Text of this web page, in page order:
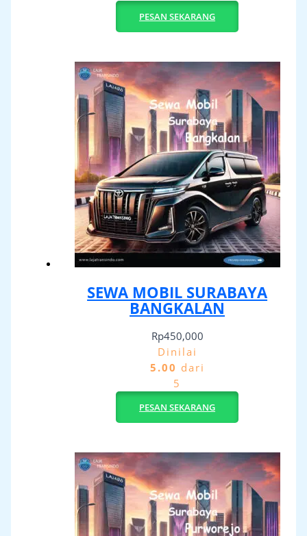
PESAN SEKARANG
SEWA MOBIL SURABAYA
BANGKALAN
Rp450,000
Dinilai
5.00 dari
5
PESAN SEKARANG